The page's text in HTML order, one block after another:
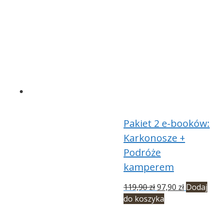
Pakiet 2 e-booków:
Karkonosze +
Podróże
kamperem
119,90złPierwotna
cena
97,90 złAktualna
Dodaj
do koszyka